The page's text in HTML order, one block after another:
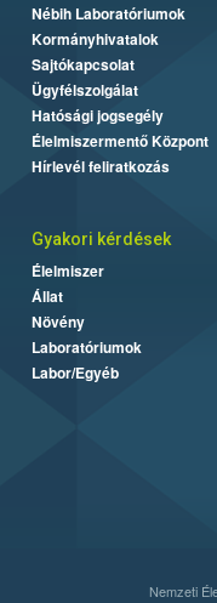
Nébih Laboratóriumok
Kormányhivatalok
Sajtókapcsolat
Ügyfélszolgálat
Hatósági jogsegély
Élelmiszermentő Központ
Hírlevél feliratkozás
Gyakori kérdések
Élelmiszer
Állat
Növény
Laboratóriumok
Labor/Egyéb
Nemzeti